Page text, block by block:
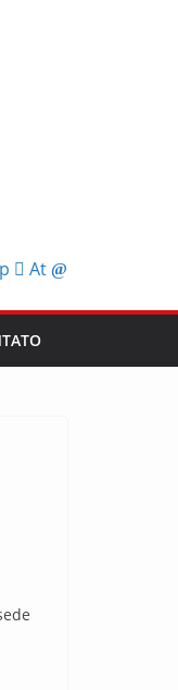
At